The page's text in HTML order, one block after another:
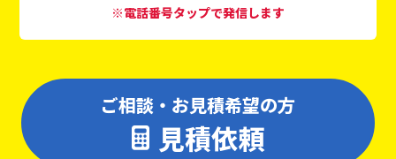
※電話番号タップで発信します
ご相談・お見積希望の方
見積依頼